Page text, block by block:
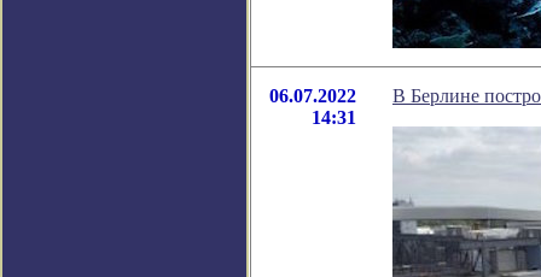
06.07.2022
14:31
В Берлине